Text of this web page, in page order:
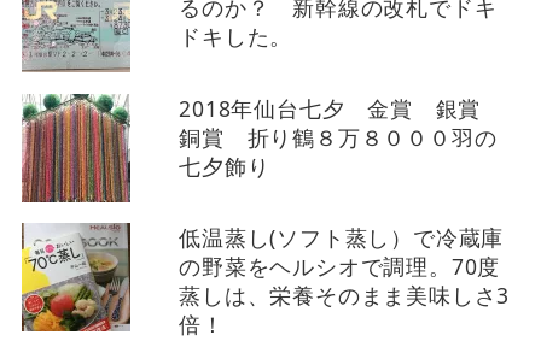
るのか？ 新幹線の改札でドキ
ドキした。
2018年仙台七夕 金賞 銀賞
銅賞 折り鶴８万８０００羽の
七夕飾り
低温蒸し(ソフト蒸し）で冷蔵庫
の野菜をヘルシオで調理。70度
蒸しは、栄養そのまま美味しさ3
倍！